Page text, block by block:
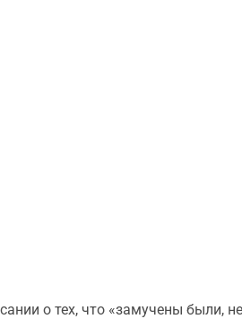
о тех, что «замучены были,